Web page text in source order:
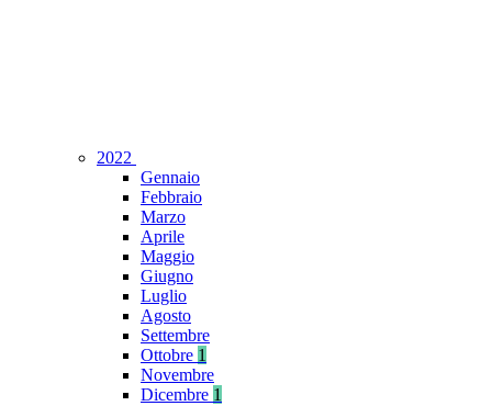
2022
Gennaio
Febbraio
Marzo
Aprile
Maggio
Giugno
Luglio
Agosto
Settembre
Ottobre 1
Novembre
Dicembre 1